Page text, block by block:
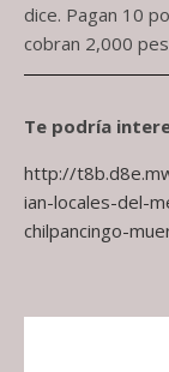
dice. Pagan 10
cobran 2,000
Te podría
http://
ian-locales-del-
chilpancingo-